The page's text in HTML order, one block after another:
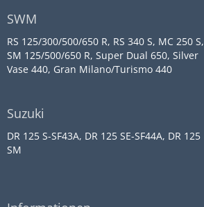
SWM
RS 125/300/500/650 R, RS 340 S, MC 250 S,
SM 125/500/650 R, Super Dual 650, Silver
Vase 440, Gran Milano/Turismo 440
Suzuki
DR 125 S-SF43A, DR 125 SE-SF44A, DR 125
SM